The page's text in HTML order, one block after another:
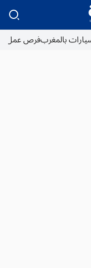
بالمغربفرص عمل